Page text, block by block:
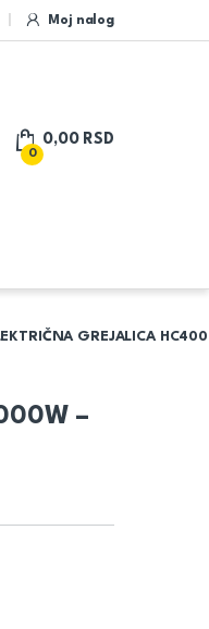
Moj nalog
Account
0
0,00 RSD
GREJALICA
–